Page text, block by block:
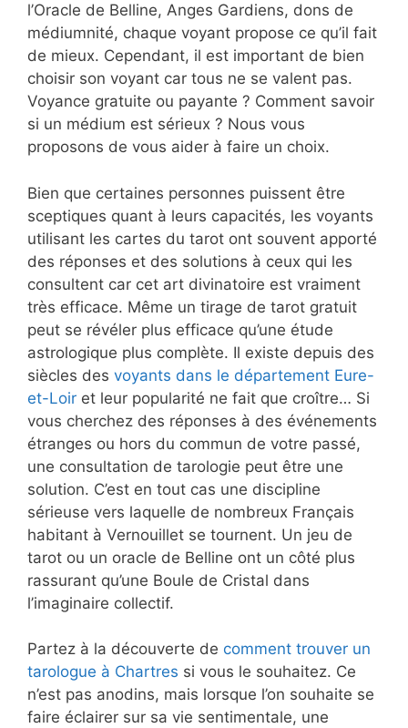
l’Oracle de Belline, Anges Gardiens, dons de
médiumnité, chaque voyant propose ce qu’il fait
de mieux. Cependant, il est important de bien
choisir son voyant car tous ne se valent pas.
Voyance gratuite ou payante ? Comment savoir
si un médium est sérieux ? Nous vous
proposons de vous aider à faire un choix.
Bien que certaines personnes puissent être
sceptiques quant à leurs capacités, les voyants
utilisant les cartes du tarot ont souvent apporté
des réponses et des solutions à ceux qui les
consultent car cet art divinatoire est vraiment
très efficace. Même un tirage de tarot gratuit
peut se révéler plus efficace qu’une étude
astrologique plus complète. Il existe depuis des
siècles des voyants dans le département Eure-
et-Loir et leur popularité ne fait que croître… Si
vous cherchez des réponses à des événements
étranges ou hors du commun de votre passé,
une consultation de tarologie peut être une
solution. C’est en tout cas une discipline
sérieuse vers laquelle de nombreux Français
habitant à Vernouillet se tournent. Un jeu de
tarot ou un oracle de Belline ont un côté plus
rassurant qu’une Boule de Cristal dans
l’imaginaire collectif.
Partez à la découverte de comment trouver un
tarologue à Chartres si vous le souhaitez. Ce
n’est pas anodins, mais lorsque l’on souhaite se
faire éclairer sur sa vie sentimentale, une